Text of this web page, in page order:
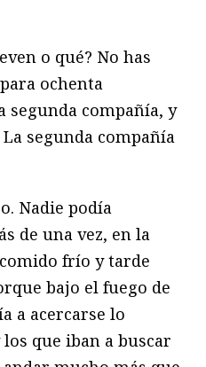
o qué? No has
ochenta
segunda compañía, y
La segunda compañía
Nadie podía
de una vez, en la
frío y tarde
bajo el fuego de
a acercarse lo
que iban a buscar